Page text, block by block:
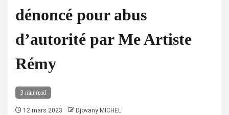
dénoncé pour abus
d’autorité par Me Artiste
Rémy
3 min read
12 mars 2023 Djovany MICHEL